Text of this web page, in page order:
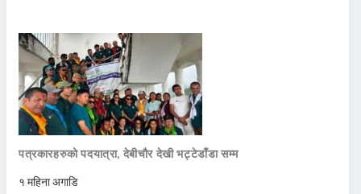
पत्रकारहरुको पदयात्रा, देबीचौर देखी भट्टेडाँडा सम्म
१ महिना अगाडि